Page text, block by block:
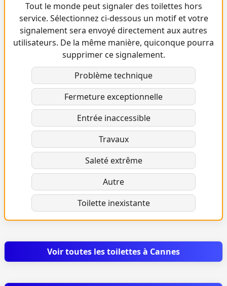
Tout le monde peut signaler des toilettes hors
service. Sélectionnez ci-dessous un motif et votre
signalement sera envoyé directement aux autres
utilisateurs. De la même manière, quiconque pourra
supprimer ce signalement.
Problème technique
Fermeture exceptionnelle
Entrée inaccessible
Travaux
Saleté extrême
Autre
Toilette inexistante
Voir toutes les toilettes à Cannes